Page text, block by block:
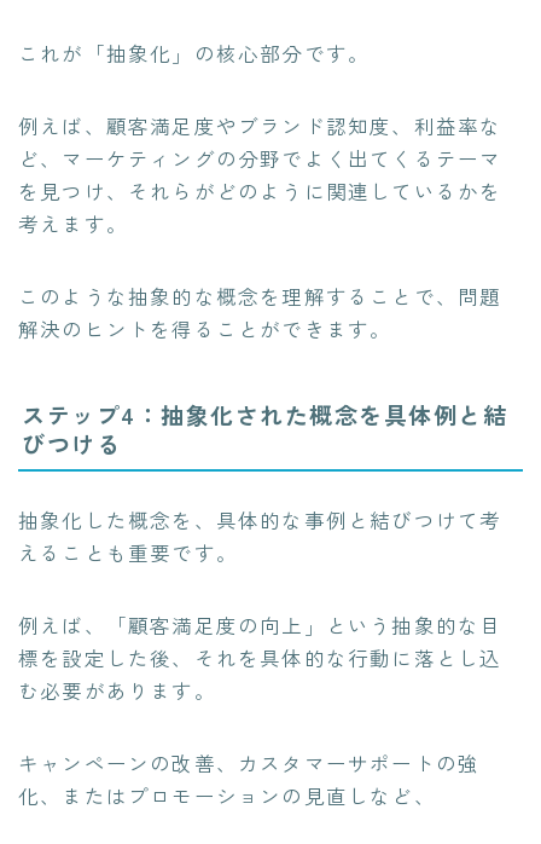
これが「抽象化」の核心部分です。
例えば、顧客満足度やブランド認知度、利益率な
ど、マーケティングの分野でよく出てくるテーマ
を見つけ、それらがどのように関連しているかを
考えます。
このような抽象的な概念を理解することで、問題
解決のヒントを得ることができます。
ステップ4：抽象化された概念を具体例と結
びつける
抽象化した概念を、具体的な事例と結びつけて考
えることも重要です。
例えば、「顧客満足度の向上」という抽象的な目
標を設定した後、それを具体的な行動に落とし込
む必要があります。
キャンペーンの改善、カスタマーサポートの強
化、またはプロモーションの見直しなど、